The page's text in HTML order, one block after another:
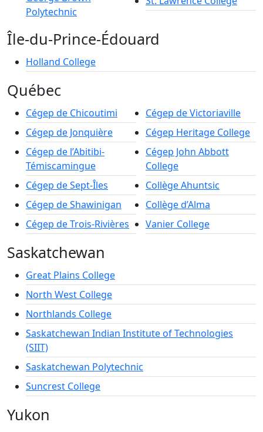
Polytechnic
Île-du-Prince-Édouard
Holland College
Québec
Cégep de Chicoutimi
Cégep de Jonquière
Cégep de l’Abitibi-
Témiscamingue
Cégep de Sept-Îles
Cégep de Shawinigan
Cégep de Trois-Rivières
Cégep de Victoriaville
Cégep Heritage College
Cégep John Abbott
College
Collège Ahuntsic
Collège d’Alma
Vanier College
Saskatchewan
Great Plains College
North West College
Northlands College
Saskatchewan Indian Institute of Technologies
(SIIT)
Saskatchewan Polytechnic
Suncrest College
Yukon